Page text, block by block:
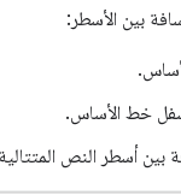
بين الأسطر:
خط الأساس.
بين أسطر النص